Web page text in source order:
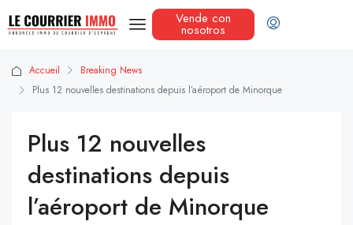
Vende con
nosotros
Accueil
Breaking News
Plus 12 nouvelles destinations depuis l’aéroport de Minorque
Plus 12 nouvelles
destinations depuis
l’aéroport de Minorque